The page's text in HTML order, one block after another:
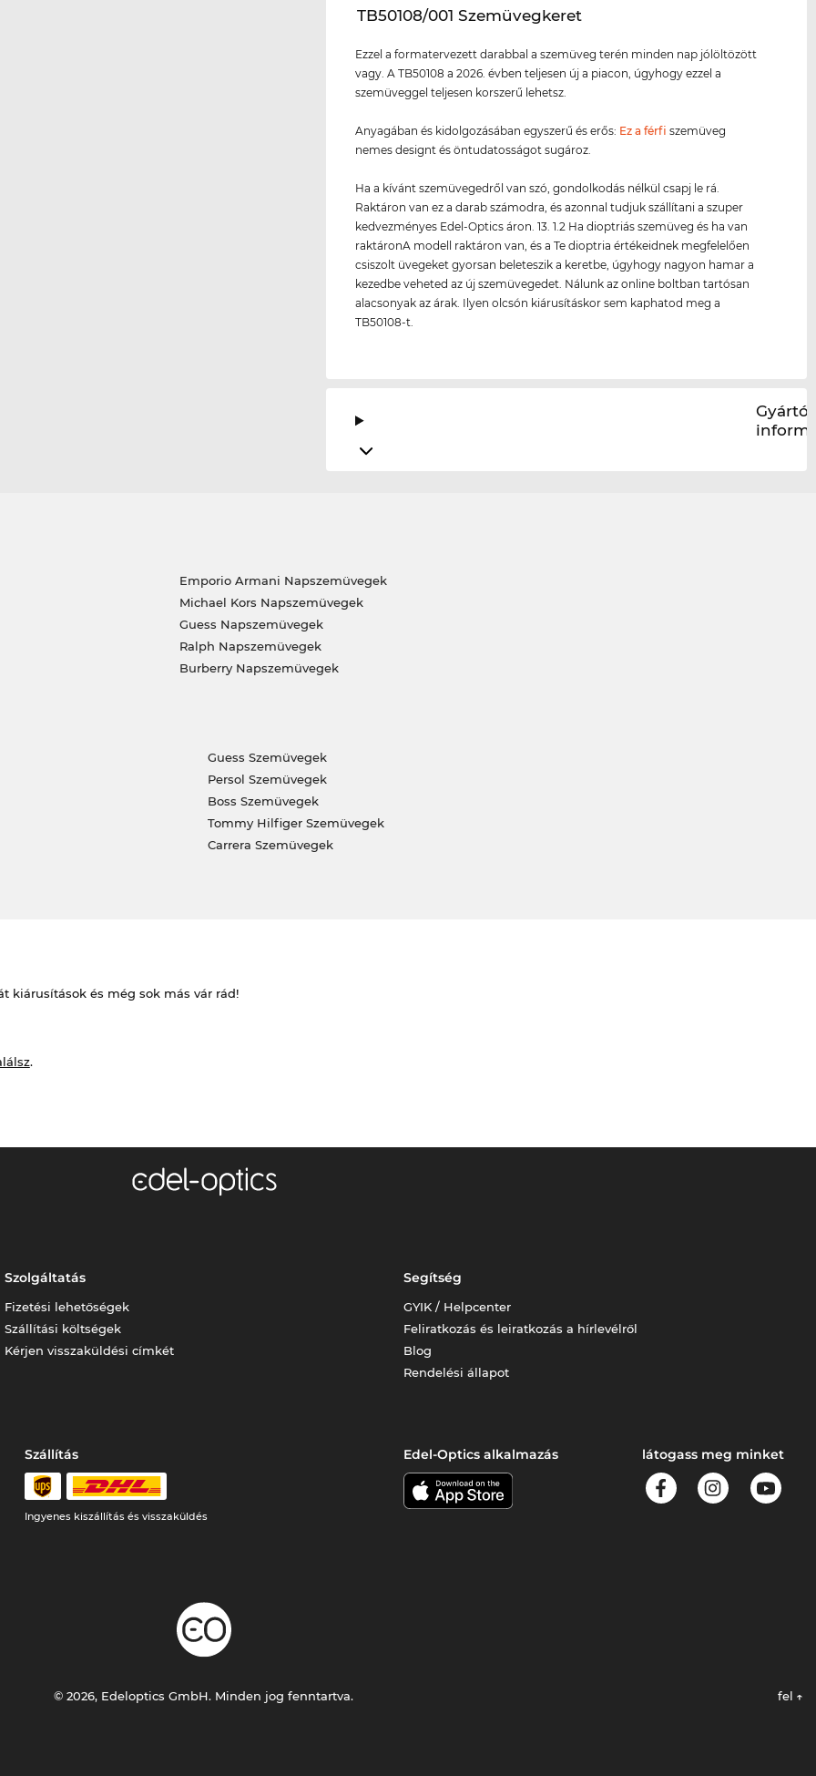
‌TB50108/001 Szemüvegkeret
Ezzel a formatervezett darabbal a szemüveg terén minden nap jólöltözött
vagy. A TB50108 a 2026. évben teljesen új a piacon, úgyhogy ezzel a
szemüveggel teljesen korszerű lehetsz.
Anyagában és kidolgozásában egyszerű és erős: Ez a férfi szemüveg
nemes designt és öntudatosságot sugároz.
Ha a kívánt szemüvegedről van szó, gondolkodás nélkül csapj le rá.
Raktáron van ez a darab számodra, és azonnal tudjuk szállítani a szuper
kedvezményes Edel-Optics áron. 13. 1.2 Ha dioptriás szemüveg és ha van
raktáronA modell raktáron van, és a Te dioptria értékeidnek megfelelően
csiszolt üvegeket gyorsan beleteszik a keretbe, úgyhogy nagyon hamar a
kezedbe veheted az új szemüvegedet. Nálunk az online boltban tartósan
alacsonyak az árak. Ilyen olcsón kiárusításkor sem kaphatod meg a
TB50108-t.
Gyártói
Emporio Armani Napszemüvegek
Michael Kors Napszemüvegek
Guess Napszemüvegek
Ralph Napszemüvegek
Burberry Napszemüvegek
Guess Szemüvegek
Persol Szemüvegek
Boss Szemüvegek
Tommy Hilfiger Szemüvegek
Carrera Szemüvegek
kiárusítások és még sok más vár rád!
.
Szolgáltatás
Fizetési lehetőségek
Szállítási költségek
Kérjen visszaküldési címkét
Segítség
GYIK / Helpcenter
Feliratkozás és leiratkozás a hírlevélről
Blog
Rendelési állapot
Szállítás
Ingyenes kiszállítás és visszaküldés
Edel-Optics alkalmazás látogass meg minket
© 2026, Edeloptics GmbH. Minden jog fenntartva. fel